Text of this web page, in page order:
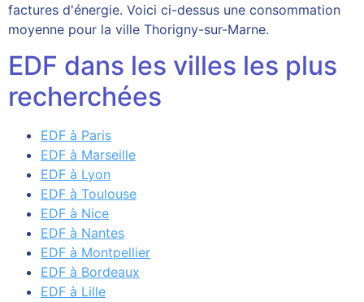
factures d'énergie. Voici ci-dessus une consommation
moyenne pour la ville Thorigny-sur-Marne.
EDF dans les villes les plus
recherchées
EDF à Paris
EDF à Marseille
EDF à Lyon
EDF à Toulouse
EDF à Nice
EDF à Nantes
EDF à Montpellier
EDF à Bordeaux
EDF à Lille